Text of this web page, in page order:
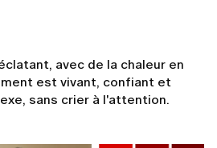
avec de la chaleur en
est vivant, confiant et
sans crier à l'attention.